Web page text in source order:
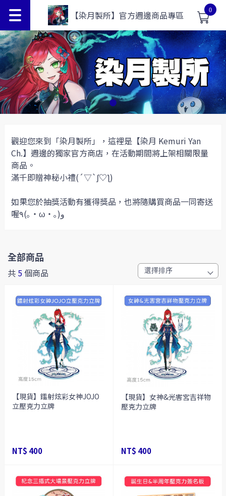
【染月製所】官方週邊商品專區 0
觀迎您來到「染月製所」，這裡是【染月 Kemuri Yan
Ch.】週邊的獨家官方商店，在活動期間將上架相關限量
商品。
滿千即贈神秘小禮(´▽`ʃ♡ƪ)
如果您於抽獎活動有獲得獎品，也將隨購買商品一同寄送
喔٩(｡・ω・｡)و
全部商品
共 5個商品
【現貨】鐳射炫彩女神JOJO
立壓克力立牌
NT$ 400
【現貨】女神&光害宮吉祥物
壓克力立牌
NT$ 400